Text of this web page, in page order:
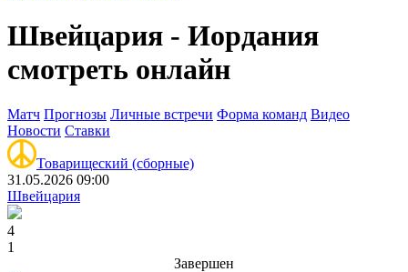
Швейцария - Иордания
смотреть онлайн
Матч Прогнозы Личные встречи Форма команд Видео
Новости Ставки
Товарищеский (сборные)
31.05.2026 09:00
Швейцария
4
1
Завершен